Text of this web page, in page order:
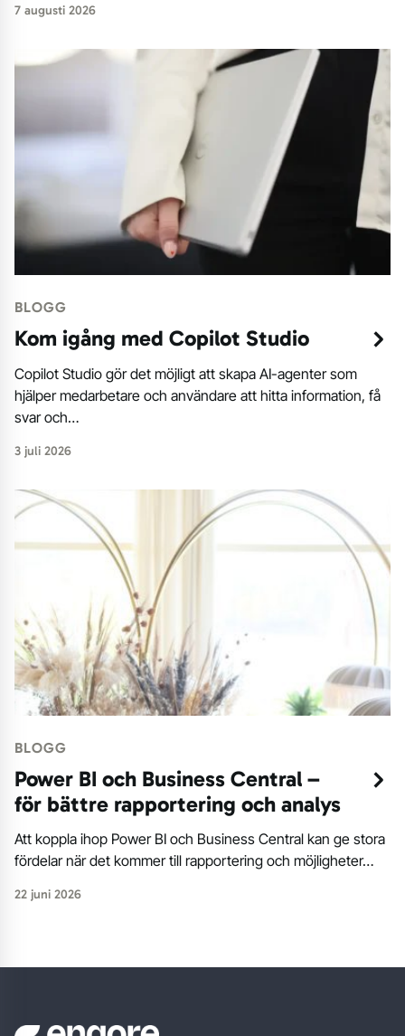
7 augusti 2026
BLOGG
Kom igång med Copilot Studio
Copilot Studio gör det möjligt att skapa AI-agenter som
hjälper medarbetare och användare att hitta information, få
svar och…
3 juli 2026
BLOGG
Power BI och Business Central –
för bättre rapportering och analys
Att koppla ihop Power BI och Business Central kan ge stora
fördelar när det kommer till rapportering och möjligheter…
22 juni 2026